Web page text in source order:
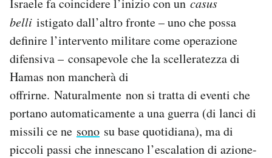
Israele fa coincidere l’inizio con un
belli istigato dall’altro fronte – uno che possa
definire l’intervento militare come operazione
difensiva – consapevole che la scelleratezza di
Hamas non mancherà di
offrirne. Naturalmente non si tratta di eventi che
portano automaticamente a una guerra (di lanci di
missili ce ne sono su base quotidiana), ma di
piccoli passi che innescano l’escalation di azione-